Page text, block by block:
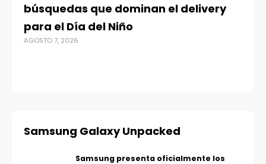
búsquedas que dominan el delivery
para el Día del Niño
AGOSTO 7, 2026
Samsung Galaxy Unpacked
Samsung presenta oficialmente los